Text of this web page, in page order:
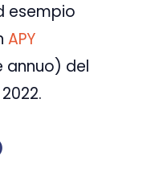
esempio
APY
annuo) del